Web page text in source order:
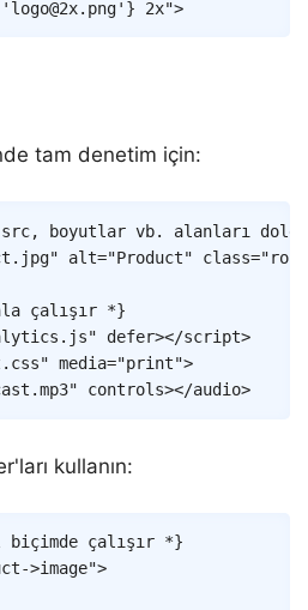
'logo@2x.png' } 2x">
tam denetim için:
boyutlar vb. alanları
. jpg" alt="Product" class="
çalışır *}
. js" defer></script>
. css" media="print">
.mp3" controls></audio>
Copy
kullanın:
biçimde çalışır *}
->image">